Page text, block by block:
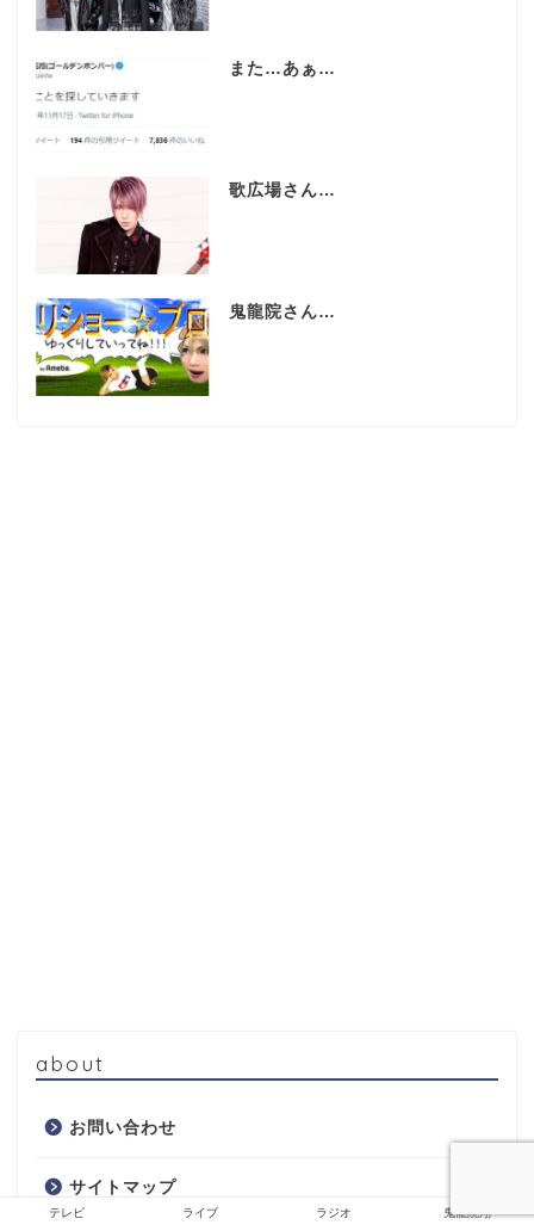
また…あぁ…
歌広場さん…
鬼龍院さん…
about
お問い合わせ
サイトマップ
テレビ ライブ ラジオ 鬼龍院翔